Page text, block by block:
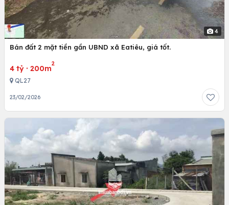
4
Bán đất 2 mặt tiền gần UBND xã Eatiêu, giá tốt.
4 tỷ · 200m
2
QL27
23/02/2026